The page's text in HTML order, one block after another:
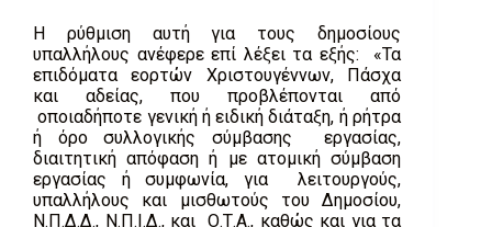
Η ρύθμιση αυτή για τους δημοσίους
υπαλλήλους ανέφερε επί λέξει τα εξής: «Τα
επιδόματα εορτών Χριστουγέννων, Πάσχα
και αδείας, που προβλέπονται από
οποιαδήποτε γενική ή ειδική διάταξη, ή ρήτρα
ή όρο συλλογικής σύμβασης εργασίας,
διαιτητική απόφαση ή με ατομική σύμβαση
εργασίας ή συμφωνία, για λειτουργούς,
υπαλλήλους και μισθωτούς του Δημοσίου,
Ν.Π.Δ.Δ., Ν.Π.Ι.Δ., και Ο.Τ.Α., καθώς και για τα